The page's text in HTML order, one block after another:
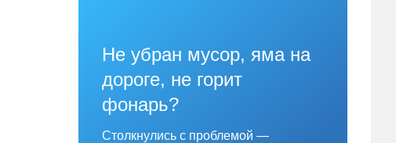
Не убран мусор, яма на
дороге, не горит
фонарь?
Столкнулись с проблемой —